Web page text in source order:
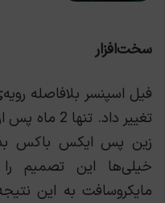
سخت‌افزار
فیل اسپنسر بلافاصله
تغییر داد.
زین پس ایکس ‌باکس
خیلی‌ها این تصمیم
مایکروسافت به این